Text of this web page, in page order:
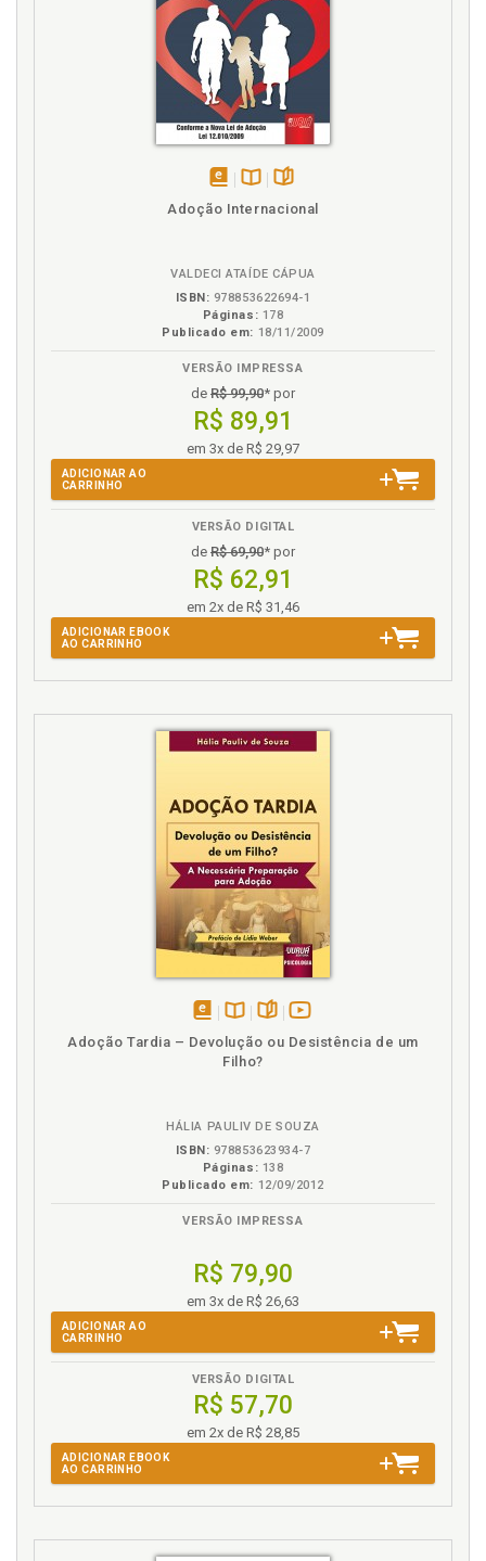
Adoção Internacional
VALDECI ATAÍDE CÁPUA
ISBN: 978853622694-1
Páginas: 178
Publicado em: 18/11/2009
VERSÃO IMPRESSA
de R$ 99,90* por
R$ 89,91
em 3x de R$ 29,97
ADICIONAR AO
CARRINHO
VERSÃO DIGITAL
de R$ 69,90* por
R$ 62,91
em 2x de R$ 31,46
ADICIONAR EBOOK
AO CARRINHO
na
Adoção Tardia – Devolução ou Desistência de um
Filho?
HÁLIA PAULIV DE SOUZA
ISBN: 978853623934-7
Páginas: 138
Publicado em: 12/09/2012
VERSÃO IMPRESSA
R$ 79,90
em 3x de R$ 26,63
ADICIONAR AO
CARRINHO
VERSÃO DIGITAL
R$ 57,70
em 2x de R$ 28,85
ADICIONAR EBOOK
AO CARRINHO